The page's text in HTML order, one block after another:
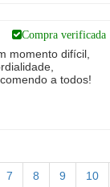
Compra verificada
momento difícil,
a todos!
7 8 9 10